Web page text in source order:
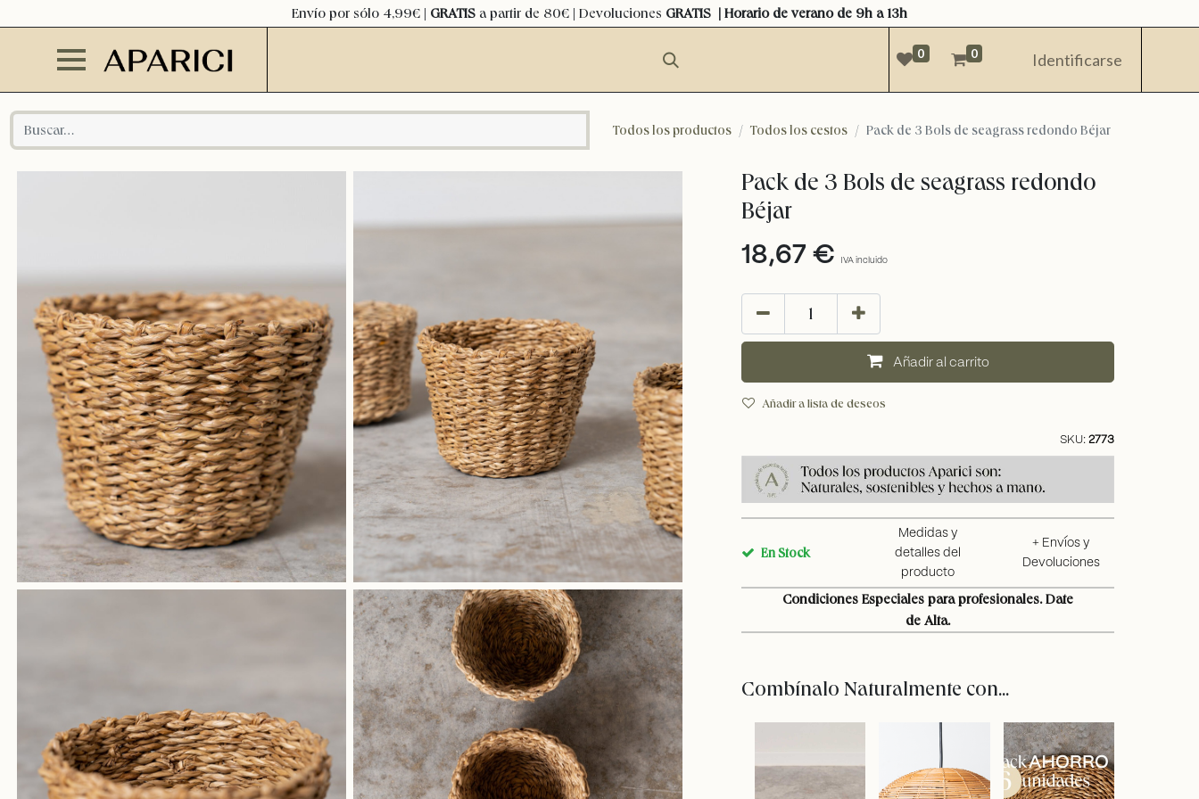
Envío por sólo 4,99€ | GRATIS a partir de 80€ | Devoluciones GRATIS | Horario de verano de 9h a 13h
0 0 Identificarse
Todos los productos Todos los cestos Pack de 3 Bols de seagrass redondo Béjar
Pack de 3 Bols de seagrass redondo
Béjar
18,67 € IVA incluido
añadir al carrito
Añadir a lista de deseos
SKU: 2773
En Stock
Medidas y
detalles del
producto
+ Envíos y
Devoluciones
Condiciones Especiales para profesionales. Date
de Alta.
Combínalo Naturalmente con...